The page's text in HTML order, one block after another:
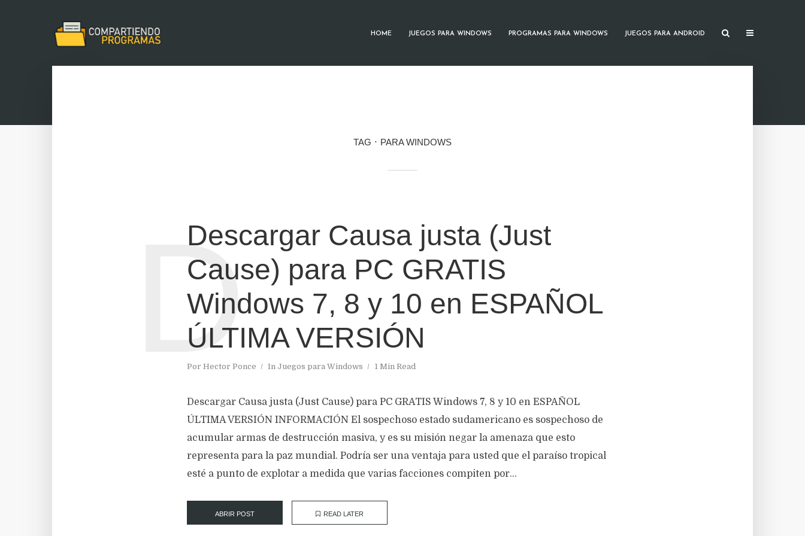
HOME JUEGOS PARA WINDOWS PROGRAMAS PARA WINDOWS JUEGOS PARA ANDROID
TAG PARA WINDOWS
Descargar Causa justa (Just
Cause) para PC GRATIS
Windows 7, 8 y 10 en ESPAÑOL
ÚLTIMA VERSIÓN
Por Hector Ponce In Juegos para Windows 1 Min Read
D
Descargar Causa justa (Just Cause) para PC GRATIS Windows 7, 8 y 10 en ESPAÑOL
ÚLTIMA VERSIÓN INFORMACIÓN El sospechoso estado sudamericano es sospechoso de
acumular armas de destrucción masiva, y es su misión negar la amenaza que esto
representa para la paz mundial. Podría ser una ventaja para usted que el paraíso tropical
esté a punto de explotar a medida que varias facciones compiten por...
ABRIR POST READ LATER